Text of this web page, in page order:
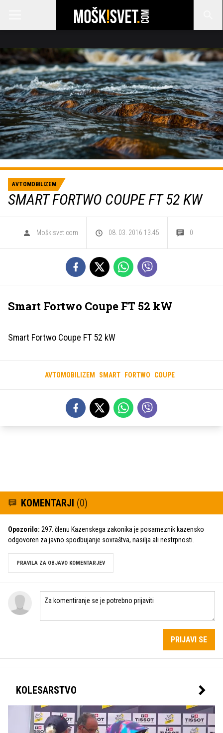
AVTOMOBILIZEM
SMART FORTWO COUPE FT 52 KW
Moškisvet.com 08. 03. 2016 13.45 0
Smart Fortwo Coupe FT 52 kW
Smart Fortwo Coupe FT 52 kW
AVTOMOBILIZEM SMART FORTWO COUPE
KOMENTARJI (0)
Opozorilo: 297. členu Kazenskega zakonika je posameznik kazensko
odgovoren za javno spodbujanje sovraštva, nasilja ali nestrpnosti.
PRAVILA ZA OBJAVO KOMENTARJEV
PRIJAVI SE
KOLESARSTVO